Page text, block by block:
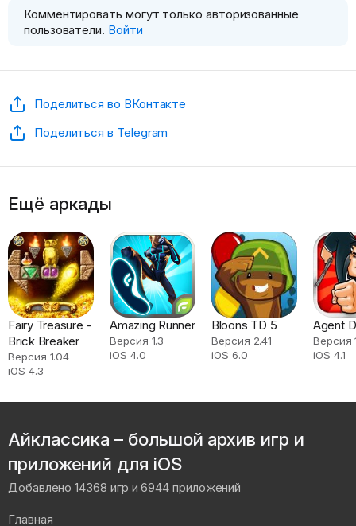
Комментировать могут только авторизованные
пользователи. Войти
Поделиться во ВКонтакте
Поделиться в Telegram
Ещё аркады
Fairy Treasure -
Brick Breaker
Версия 1.04
iOS 4.3
Amazing Runner
Версия 1.3
iOS 4.0
Bloons TD 5
Версия 2.41
iOS 6.0
Agent
Версия
iOS 4.1
Айклассика – большой архив игр и
приложений для iOS
Добавлено 14368 игр и 6944 приложений
Главная